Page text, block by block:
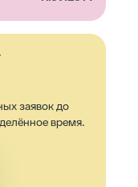
заявок до
время.